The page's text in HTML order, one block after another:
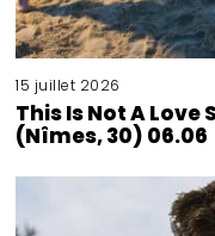
15 juillet 2026
This Is Not A Love
(Nîmes, 30) 06.06